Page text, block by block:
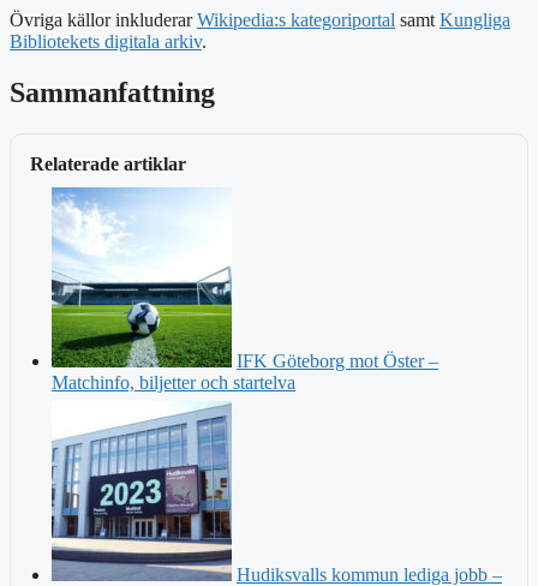
Övriga källor inkluderarWikipedia:s kategoriportal samtKungliga
Bibliotekets digitala arkiv.
Sammanfattning
Relaterade artiklar
IFK Göteborg mot Öster –
Matchinfo, biljetter och startelva
Hudiksvalls kommun lediga jobb –